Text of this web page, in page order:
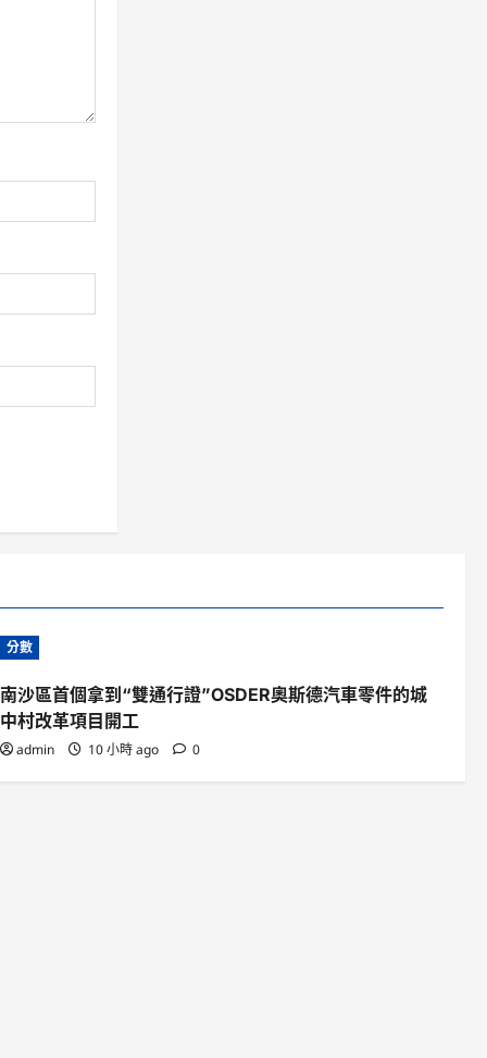
分數
南沙區首個拿到“雙通行證”OSDER奧斯德汽車零件的城
中村改革項目開工
admin 10 小時 ago 0